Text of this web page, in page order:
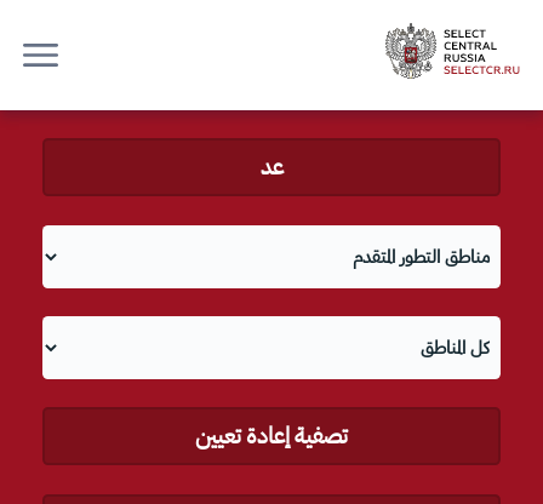
عد
تصفية إعادة تعيين